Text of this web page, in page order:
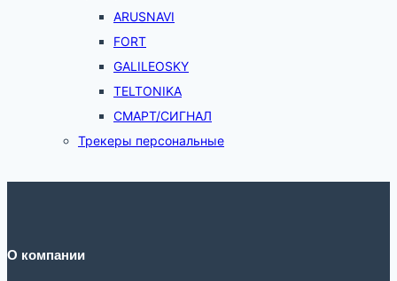
ARUSNAVI
FORT
GALILEOSKY
TELTONIKA
СМАРТ/СИГНАЛ
Трекеры персональные
О компании